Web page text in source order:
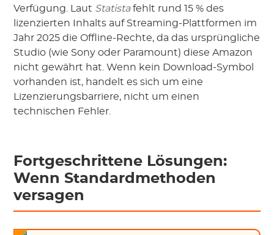
Verfügung. Laut Statistafehlt rund 15 % des
lizenzierten Inhalts auf Streaming-Plattformen im
Jahr 2025 die Offline-Rechte, da das ursprüngliche
Studio (wie Sony oder Paramount) diese Amazon
nicht gewährt hat. Wenn kein Download-Symbol
vorhanden ist, handelt es sich um eine
Lizenzierungsbarriere, nicht um einen
technischen Fehler.
Fortgeschrittene Lösungen:
Wenn Standardmethoden
versagen